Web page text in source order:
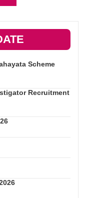
Scheme
Recruitment